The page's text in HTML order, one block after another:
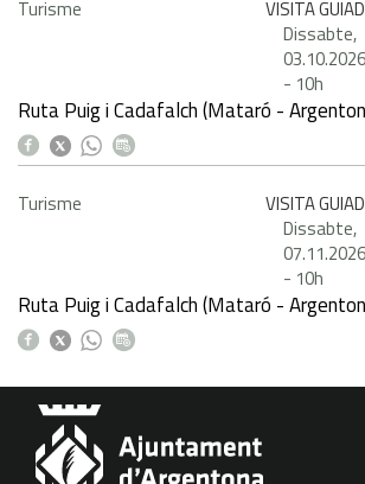
Turisme
VISITA
Dissabte,
03.10.2026
- 10h
Ruta Puig i Cadafalch (Mataró -
Turisme
VISITA
Dissabte,
07.11.2026
- 10h
Ruta Puig i Cadafalch (Mataró -